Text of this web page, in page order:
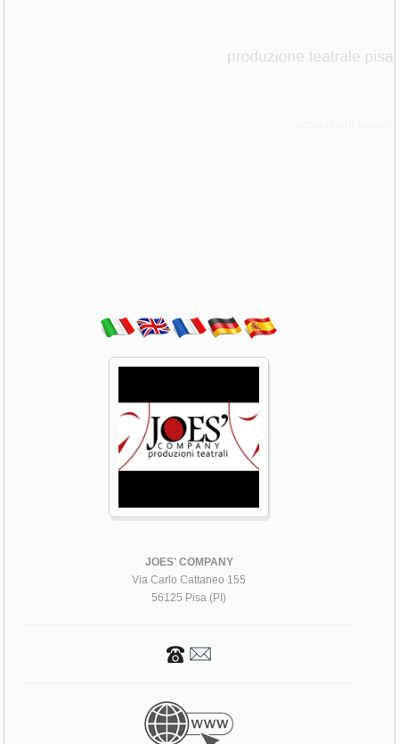
JOES' COMPANY
Via Carlo Cattaneo 155
56125 Pisa (PI)